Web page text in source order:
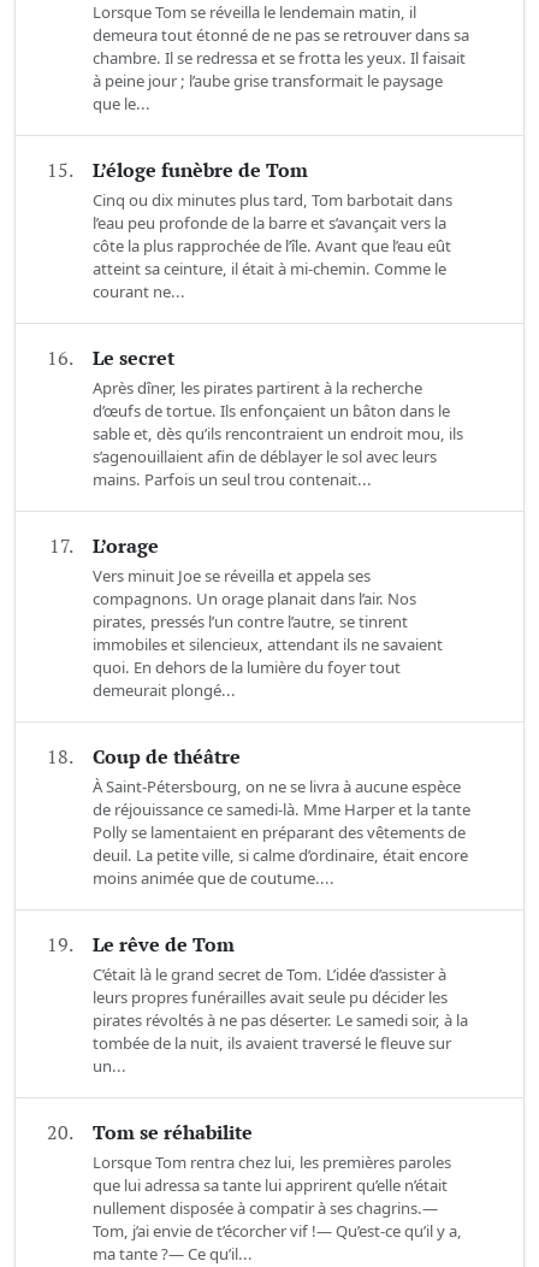
Lorsque Tom se réveilla le lendemain matin, il
demeura tout étonné de ne pas se retrouver dans sa
chambre. Il se redressa et se frotta les yeux. Il faisait
à peine jour ; l’aube grise transformait le paysage
que le...
15. L’éloge funèbre de Tom
Cinq ou dix minutes plus tard, Tom barbotait dans
l’eau peu profonde de la barre et s’avançait vers la
côte la plus rapprochée de l’île. Avant que l’eau eût
atteint sa ceinture, il était à mi-chemin. Comme le
courant ne...
16. Le secret
Après dîner, les pirates partirent à la recherche
d’œufs de tortue. Ils enfonçaient un bâton dans le
sable et, dès qu’ils rencontraient un endroit mou, ils
s’agenouillaient afin de déblayer le sol avec leurs
mains. Parfois un seul trou contenait...
17. L’orage
Vers minuit Joe se réveilla et appela ses
compagnons. Un orage planait dans l’air. Nos
pirates, pressés l’un contre l’autre, se tinrent
immobiles et silencieux, attendant ils ne savaient
quoi. En dehors de la lumière du foyer tout
demeurait plongé...
18. Coup de théâtre
À Saint-Pétersbourg, on ne se livra à aucune espèce
de réjouissance ce samedi-là. Mme Harper et la tante
Polly se lamentaient en préparant des vêtements de
deuil. La petite ville, si calme d’ordinaire, était encore
moins animée que de coutume....
19. Le rêve de Tom
C’était là le grand secret de Tom. L’idée d’assister à
leurs propres funérailles avait seule pu décider les
pirates révoltés à ne pas déserter. Le samedi soir, à la
tombée de la nuit, ils avaient traversé le fleuve sur
un...
20. Tom se réhabilite
Lorsque Tom rentra chez lui, les premières paroles
que lui adressa sa tante lui apprirent qu’elle n’était
nullement disposée à compatir à ses chagrins.—
Tom, j’ai envie de t’écorcher vif !— Qu’est-ce qu’il y a,
ma tante ?— Ce qu’il...